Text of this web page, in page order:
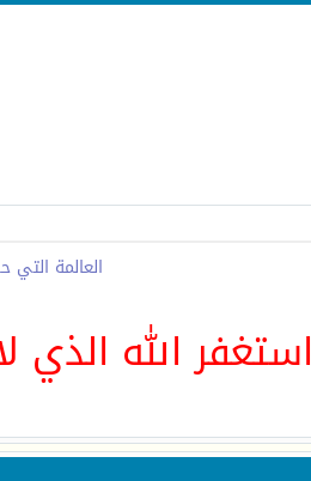
العالمة
استغفر الله الذي